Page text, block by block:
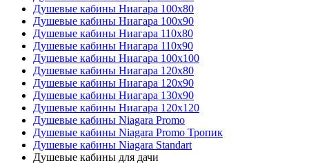
Душевые кабины Ниагара 100x80
Душевые кабины Ниагара 100x90
Душевые кабины Ниагара 110x80
Душевые кабины Ниагара 110x90
Душевые кабины Ниагара 100x100
Душевые кабины Ниагара 120x80
Душевые кабины Ниагара 120x90
Душевые кабины Ниагара 130x90
Душевые кабины Ниагара 120x120
Душевые кабины Niagara Promo
Душевые кабины Niagara Promo Тропик
Душевые кабины Niagara Standart
Душевые кабины для дачи